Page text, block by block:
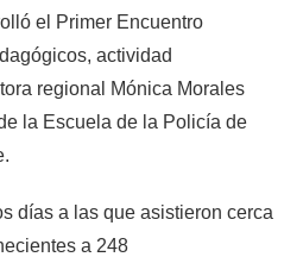
el Primer Encuentro
actividad
regional Mónica Morales
la Escuela de la Policía de
días a las que asistieron cerca
a 248